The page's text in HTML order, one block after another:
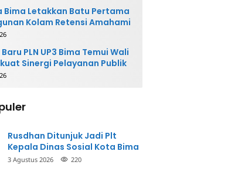
Bima Letakkan Batu Pertama
Kolam Retensi Amahami
PLN UP3 Bima Temui Wali
Sinergi Pelayanan Publik
Rusdhan Ditunjuk Jadi Plt
Kepala Dinas Sosial Kota Bima
3 Agustus 2026 220